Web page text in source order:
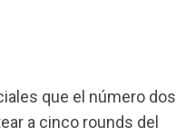
que el número dos
a cinco rounds del